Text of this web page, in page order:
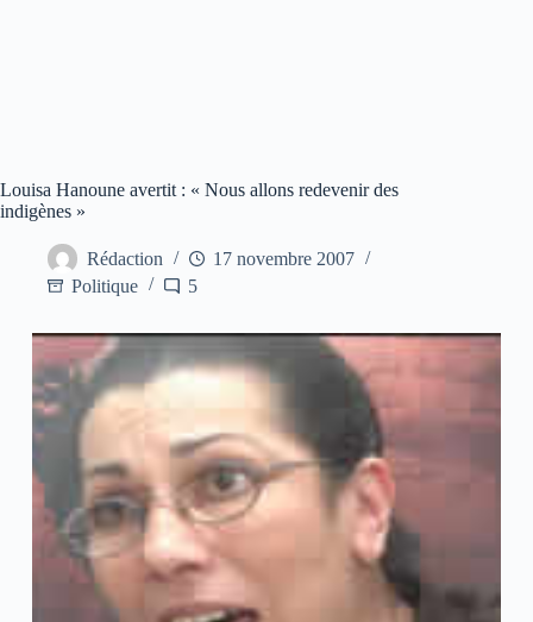
Louisa Hanoune avertit : « Nous allons redevenir des
indigènes »
Rédaction
17 novembre 2007
Politique
5